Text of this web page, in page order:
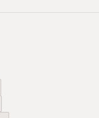
EVM（Earned